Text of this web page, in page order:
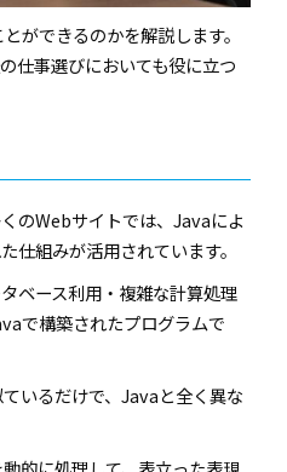
ができるのかを解説します。
仕事選びにおいても役に立つ
のWebサイトでは、Javaによ
仕組みが活用されています。
ベース利用・複雑な計算処理
で構築されたプログラムで
いるだけで、Javaと全く異な